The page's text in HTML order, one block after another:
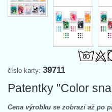
číslo karty: 39711
Patentky "Color
Cena výrobku se zobrazí až po